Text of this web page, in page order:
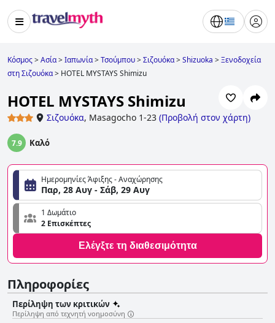
Κόσμος>Ασία>Ιαπωνία>Τσούμπου>Σιζουόκα>Shizuoka >Ξενοδοχεία
στη Σιζουόκα> HOTEL MYSTAYS Shimizu
HOTEL MYSTAYS Shimizu
Σιζουόκα, Masagocho 1-23 (Προβολή στον χάρτη)
7.9 Καλό
Ημερομηνίες Άφιξης - Αναχώρησης
Παρ, 28 Αυγ - Σάβ, 29 Αυγ
1 Δωμάτιο
2 Επισκέπτες
Ελέγξτε τη διαθεσιμότητα
Πληροφορίες
Περίληψη των κριτικών
Περίληψη από τεχνητή νοημοσύνη